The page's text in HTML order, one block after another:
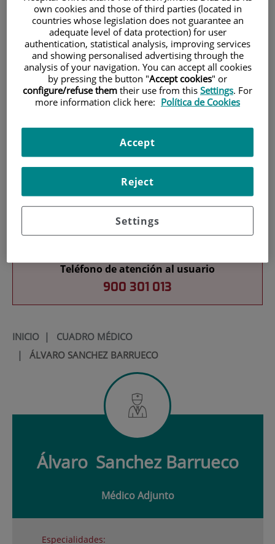
Investigación
Docencia
Teléfono de atención al usuario
900 301 013
INICIO| CUADRO MÉDICO
| ÁLVARO SANCHEZ BARRUECO
Álvaro Sanchez Barrueco
Médico Adjunto
Especialidades:
own cookies and those of third parties (located in
countries whose legislation does not guarantee an
adequate level of data protection) for user
authentication, statistical analysis, improving services
and showing personalised advertising through the
analysis of your navigation. You can accept all cookies
by pressing the button "Accept cookies" or
configure/refuse them their use from this Settings. For
more information click here: Política de Cookies
Settings
Reject
Accept